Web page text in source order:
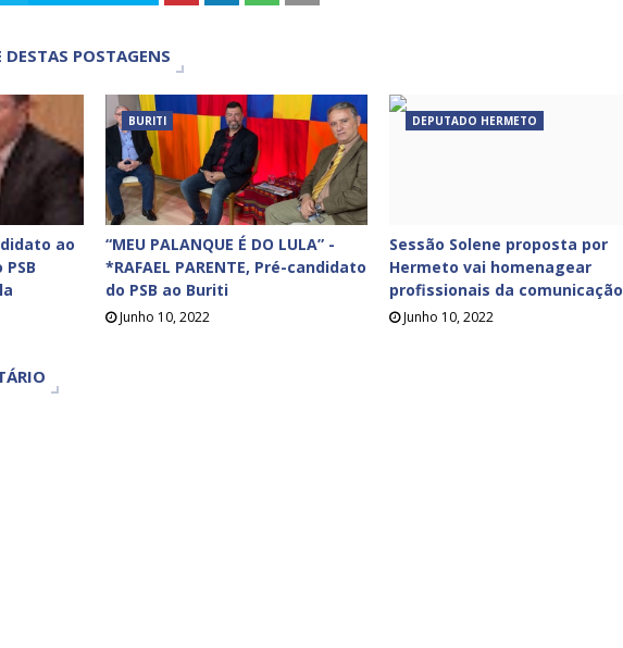
POSTAGENS
ao
BURITI
“MEU PALANQUE É DO LULA” -
*RAFAEL PARENTE, Pré-candidato
do PSB ao Buriti
Junho 10, 2022
DEPUTADO HERMETO
Sessão Solene proposta por
Hermeto vai homenagear
profissionais da comunicação
Junho 10, 2022